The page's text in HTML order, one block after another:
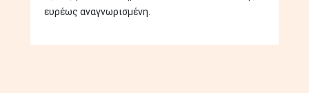
ευρέως αναγνωρισμένη.